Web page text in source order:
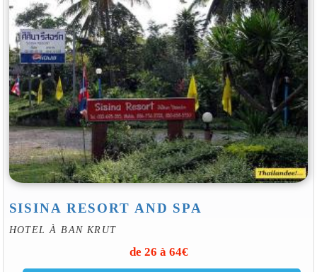
SISINA RESORT AND SPA
HOTEL À BAN KRUT
de 26 à 64€